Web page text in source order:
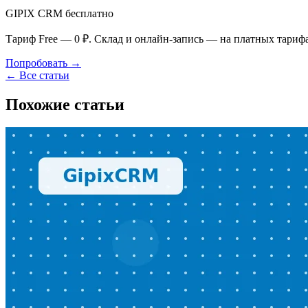
GIPIX CRM бесплатно
Тариф Free — 0 ₽. Склад и онлайн-запись — на платных
Попробовать →
← Все статьи
Похожие статьи